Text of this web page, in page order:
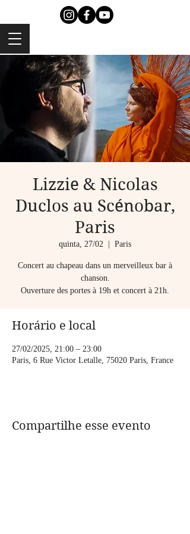
Lizzie & Nicolas
Duclos au Scénobar,
Paris
quinta, 27/02 Paris
Concert au chapeau dans un merveilleux bar à
chanson.
Ouverture des portes à 19h et concert à 21h.
Horário e local
27/02/2025, 21:00 – 23:00
Paris, 6 Rue Victor Letalle, 75020 Paris, France
Compartilhe esse evento